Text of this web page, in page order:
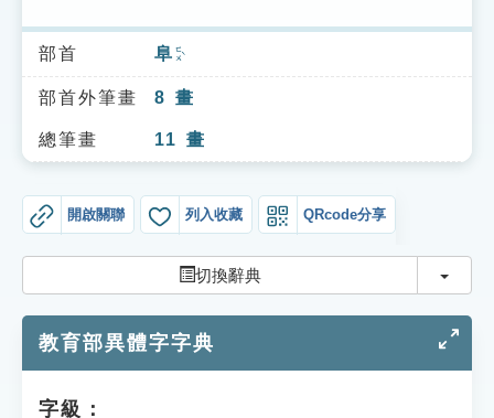
索引選單
知識索引
單字索引
貓頭鷹博士
部首 阜 ㄈㄨˋ
部首外筆畫 8 畫
總筆畫 11 畫
開啟關聯 列入收藏 QRcode分享
切換辭典 切換
教育部異體字字典
字級：